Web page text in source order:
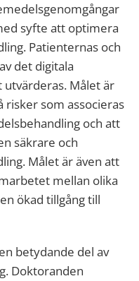
syfte att optimera
Patienternas och
det digitala
Målet är
risker som associeras
och att
säkrare och
Målet är även att
mellan olika
ökad tillgång till
betydande del av
Doktoranden